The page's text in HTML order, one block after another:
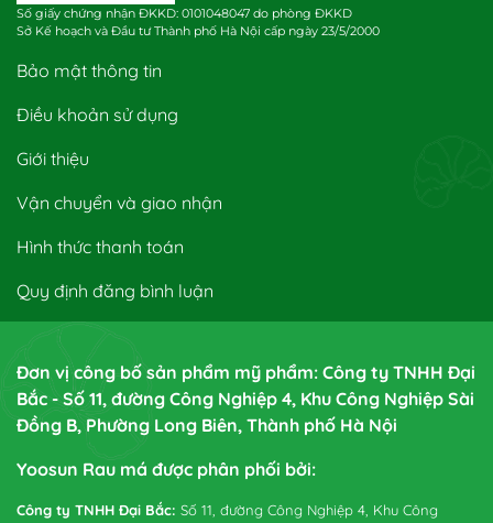
Số giấy chứng nhận ĐKKD: 0101048047 do phòng ĐKKD
Sở Kế hoạch và Đầu tư Thành phố Hà Nội cấp ngày 23/5/2000
Bảo mật thông tin
Điều khoản sử dụng
Giới thiệu
Vận chuyển và giao nhận
Hình thức thanh toán
Quy định đăng bình luận
Đơn vị công bố sản phẩm mỹ phẩm: Công ty TNHH Đại
Bắc - Số 11, đường Công Nghiệp 4, Khu Công Nghiệp Sài
Đồng B, Phường Long Biên, Thành phố Hà Nội
Yoosun Rau má được phân phối bởi:
Công ty TNHH Đại Bắc: Số 11, đường Công Nghiệp 4, Khu Công